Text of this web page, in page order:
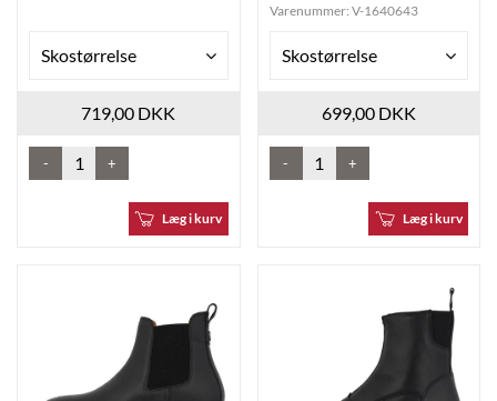
Skostørrelse
719,00 DKK
- +
Læg i kurv
Varenummer: V-1640643
Skostørrelse
699,00 DKK
- +
Læg i kurv